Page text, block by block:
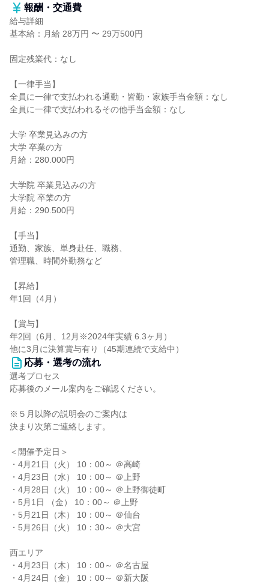
報酬・交通費
給与詳細
基本給：月給 28万円 〜 29万500円
固定残業代：なし
【一律手当】
全員に一律で支払われる通勤・皆勤・家族手当金額：なし
全員に一律で支払われるその他手当金額：なし
大学 卒業見込みの方
大学 卒業の方
月給：280.000円
大学院 卒業見込みの方
大学院 卒業の方
月給：290.500円
【手当】
通勤、家族、単身赴任、職務、
管理職、時間外勤務など
【昇給】
年1回（4月）
【賞与】
年2回（6月、12月※2024年実績 6.3ヶ月）
他に3月に決算賞与有り（45期連続で支給中）
応募・選考の流れ
選考プロセス
応募後のメール案内をご確認ください。
※５月以降の説明会のご案内は
決まり次第ご連絡します。
＜開催予定日＞
・4月21日（火） 10：00～ ＠高崎
・4月23日（水） 10：00～ ＠上野
・4月28日（火） 10：00～ ＠上野御徒町
・5月1日 （金） 10：00～ ＠上野
・5月21日（木） 10：00～ ＠仙台
・5月26日（火） 10：30～ ＠大宮
西エリア
・4月23日（木） 10：00～ ＠名古屋
・4月24日（金） 10：00～ ＠新大阪